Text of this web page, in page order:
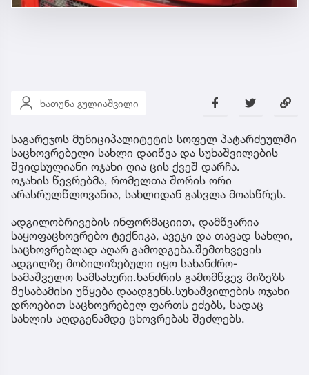
ხათუნა გულიაშვილი
საგარეჯოს მუნიციპალიტეტის სოფელ პატარძეულში
საცხოვრებელი სახლი დაიწვა და სუხაშვილების
შვიდსულიანი ოჯახი ღია ცის ქვეშ დარჩა.
ოჯახის წევრებმა, რომელთა შორის ორი
არასრულწლოვანია, სახლიდან გასვლა მოასწრეს.
ადგილობრივების ინფორმაციით, დამწვარია
საყოფაცხოვრებო ტექნიკა, ავეჯი და თავად სახლი,
საცხოვრებლად აღარ გამოდგება.შემთხვევის
ადგილზე მობილიზებული იყო სახანძრო-
სამაშველო სამსახური.ხანძრის გამომწვევ მიზეზს
შესაბამისი უწყება დაადგენს.სუხაშვილების ოჯახი
დროებით საცხოვრებელ ფართს ეძებს, სადაც
სახლის აღდგენამდე ცხოვრებას შეძლებს.